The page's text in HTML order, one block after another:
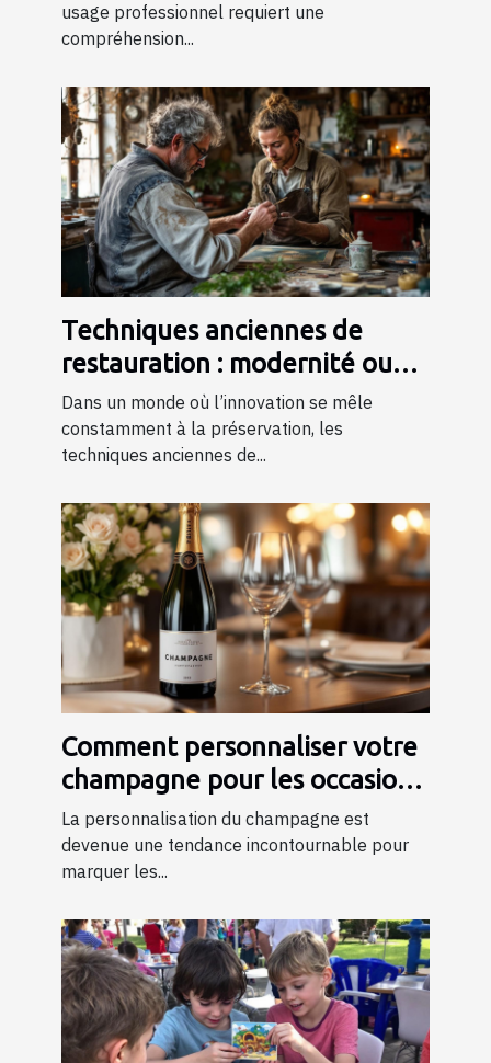
usage professionnel requiert une
compréhension...
Techniques anciennes de
restauration : modernité ou
tradition ?
Dans un monde où l’innovation se mêle
constamment à la préservation, les
techniques anciennes de...
Comment personnaliser votre
champagne pour les occasions
spéciales ?
La personnalisation du champagne est
devenue une tendance incontournable pour
marquer les...